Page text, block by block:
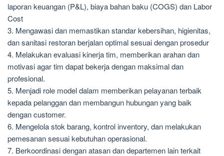
laporan keuangan (P&L), biaya bahan baku (COGS) dan Labor
Cost
3. Mengawasi dan memastikan standar kebersihan, higienitas,
dan sanitasi restoran berjalan optimal sesuai dengan prosedur
4. Melakukan evaluasi kinerja tim, memberikan arahan dan
motivasi agar tim dapat bekerja dengan maksimal dan
profesional.
5. Menjadi role model dalam memberikan pelayanan terbaik
kepada pelanggan dan membangun hubungan yang baik
dengan customer.
6. Mengelola stok barang, kontrol inventory, dan melakukan
pemesanan sesuai kebutuhan operasional.
7. Berkoordinasi dengan atasan dan departemen lain terkait